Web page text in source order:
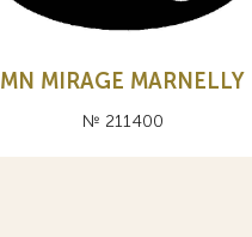
MN MIRAGE MARNELLY
№ 211400